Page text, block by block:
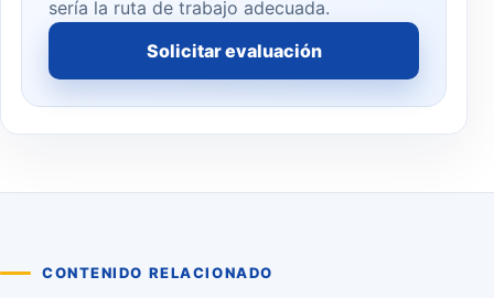
sería la ruta de trabajo adecuada.
Solicitar evaluación
CONTENIDO RELACIONADO